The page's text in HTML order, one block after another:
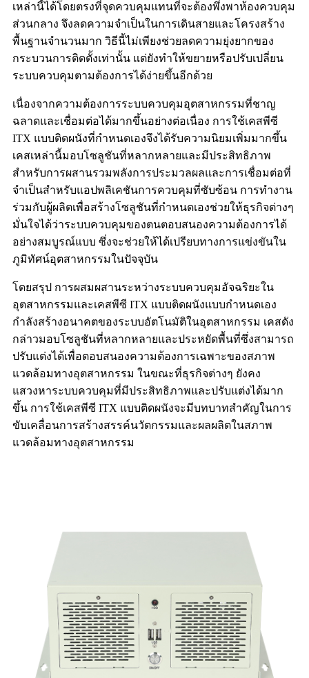
เหล่านี้ได้โดยตรงที่จุดควบคุมแทนที่จะต้องพึ่งพาห้องควบคุม
ส่วนกลาง จึงลดความจำเป็นในการเดินสายและโครงสร้าง
พื้นฐานจำนวนมาก วิธีนี้ไม่เพียงช่วยลดความยุ่งยากของ
กระบวนการติดตั้งเท่านั้น แต่ยังทำให้ขยายหรือปรับเปลี่ยน
ระบบควบคุมตามต้องการได้ง่ายขึ้นอีกด้วย
เนื่องจากความต้องการระบบควบคุมอุตสาหกรรมที่ชาญ
ฉลาดและเชื่อมต่อได้มากขึ้นอย่างต่อเนื่อง การใช้เคสพีซี
ITX แบบติดผนังที่กำหนดเองจึงได้รับความนิยมเพิ่มมากขึ้น
เคสเหล่านี้มอบโซลูชันที่หลากหลายและมีประสิทธิภาพ
สำหรับการผสานรวมพลังการประมวลผลและการเชื่อมต่อที่
จำเป็นสำหรับแอปพลิเคชันการควบคุมที่ซับซ้อน การทำงาน
ร่วมกับผู้ผลิตเพื่อสร้างโซลูชันที่กำหนดเองช่วยให้ธุรกิจต่างๆ
มั่นใจได้ว่าระบบควบคุมของตนตอบสนองความต้องการได้
อย่างสมบูรณ์แบบ ซึ่งจะช่วยให้ได้เปรียบทางการแข่งขันใน
ภูมิทัศน์อุตสาหกรรมในปัจจุบัน
โดยสรุป การผสมผสานระหว่างระบบควบคุมอัจฉริยะใน
อุตสาหกรรมและเคสพีซี ITX แบบติดผนังแบบกำหนดเอง
กำลังสร้างอนาคตของระบบอัตโนมัติในอุตสาหกรรม เคสดัง
กล่าวมอบโซลูชันที่หลากหลายและประหยัดพื้นที่ซึ่งสามารถ
ปรับแต่งได้เพื่อตอบสนองความต้องการเฉพาะของสภาพ
แวดล้อมทางอุตสาหกรรม ในขณะที่ธุรกิจต่างๆ ยังคง
แสวงหาระบบควบคุมที่มีประสิทธิภาพและปรับแต่งได้มาก
ขึ้น การใช้เคสพีซี ITX แบบติดผนังจะมีบทบาทสำคัญในการ
ขับเคลื่อนการสร้างสรรค์นวัตกรรมและผลผลิตในสภาพ
แวดล้อมทางอุตสาหกรรม